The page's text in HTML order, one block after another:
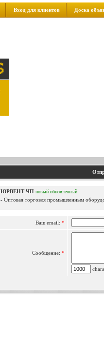
Вход для клиентов Доска
ЮРВЕНТ ЧП новый обновленный
- Оптовая торговля промышленным
Ваш email: *
Сообщение: *